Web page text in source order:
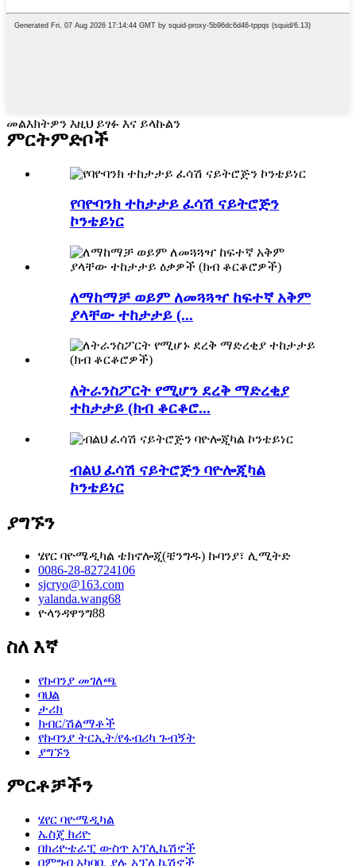
መልእክትዎን እዚህ ይፃፉ እና ይላኩልን
ምርትምድቦች
የባዮባንክ ተከታታይ ፈሳሽ ናይትሮጅን
ኮንቴይነር
ለማከማቻ ወይም ለመጓጓዣ ከፍተኛ አቅም
ያላቸው ተከታታይ (...
ለትራንስፖርት የሚሆን ደረቅ ማድረቂያ
ተከታታይ (ክብ ቆርቆሮ...
ብልህ ፈሳሽ ናይትሮጅን ባዮሎጂካል
ኮንቴይነር
ያግኙን
ሄየር ባዮሜዲካል ቴክኖሎጂ(ቼንግዱ) ኩባንያ፣ ሊሚትድ
0086-28-82724106
sjcryo@163.com
yalanda.wang68
ዮላንዳዋንግ88
ስለ እኛ
የኩባንያ መገለጫ
ባህል
ታሪክ
ክብር/ሽልማቶች
የኩባንያ ትርኢት/የፋብሪካ ጉብኝት
ያግኙን
ምርቶቻችን
ሄየር ባዮሜዲካል
ኤስጄ ክሪዮ
በክሪዮቴራፒ ውስጥ አፕሊኬሽኖች
በምግብ አካባቢ ያሉ አፕሊኬሽኖች